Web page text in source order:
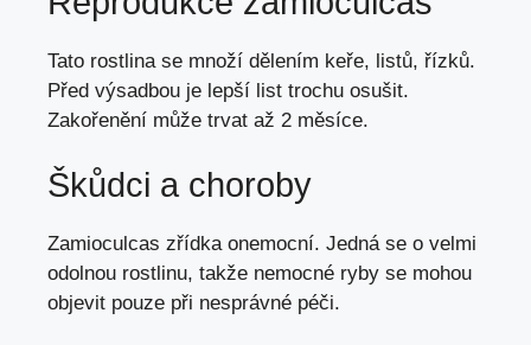
Tato rostlina se množí dělením keře, listů, řízků.
Před výsadbou je lepší list trochu osušit.
Zakořenění může trvat až 2 měsíce.
Škůdci a choroby
Zamioculcas zřídka onemocní. Jedná se o velmi
odolnou rostlinu, takže nemocné ryby se mohou
objevit pouze při nesprávné péči.